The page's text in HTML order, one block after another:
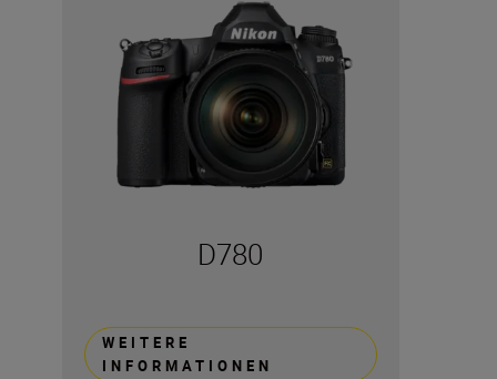
D780
WEITERE
INFORMATIONEN